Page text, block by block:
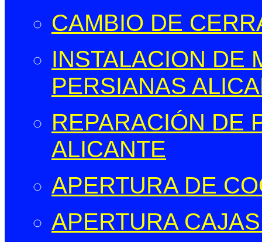
CAMBIO DE
INSTALACION DE
PERSIANAS
REPARACIÓN DE
ALICANTE
APERTURA DE
APERTURA